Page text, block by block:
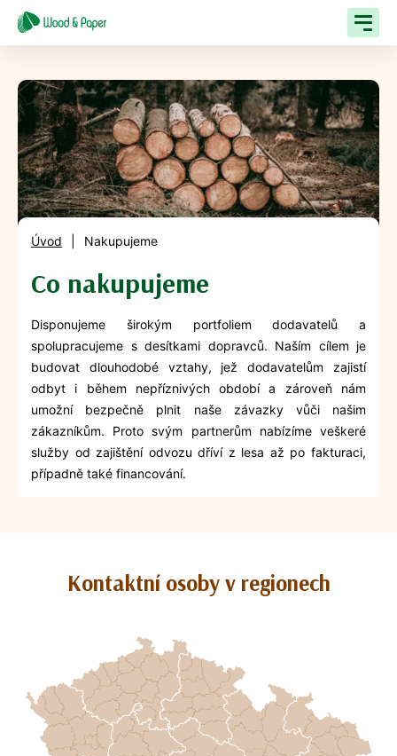
Úvod Nakupujeme
Co nakupujeme
Disponujeme širokým portfoliem dodavatelů a
spolupracujeme s desítkami dopravců. Naším cílem je
budovat dlouhodobé vztahy, jež dodavatelům zajistí
odbyt i během nepříznivých období a zároveň nám
umožní bezpečně plnit naše závazky vůči našim
zákazníkům. Proto svým partnerům nabízíme veškeré
služby od zajištění odvozu dříví z lesa až po fakturaci,
případně také financování.
Kontaktní osoby v regionech